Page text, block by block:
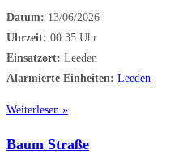
Datum: 13/06/2026
Uhrzeit: 00:35 Uhr
Einsatzort: Leeden
Alarmierte Einheiten: Leeden
Weiterlesen »
Baum Straße